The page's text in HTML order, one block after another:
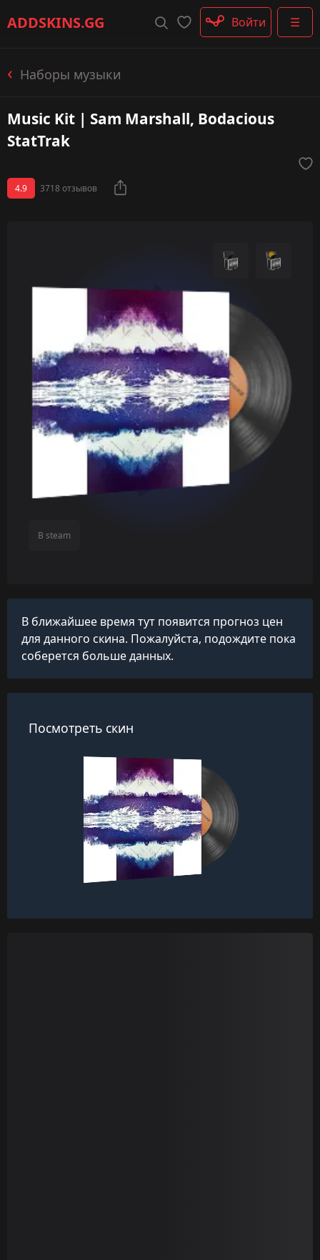
ADDSKINS.GG ☰
Пистолеты-пулемёты
Перчатки
Войти
Наборы музыки
Music Kit | Sam Marshall, Bodacious
StatTrak
4.9 3718 отзывов
В steam
В ближайшее время тут появится прогноз цен
для данного скина. Пожалуйста, подождите пока
соберется больше данных.
Посмотреть скин